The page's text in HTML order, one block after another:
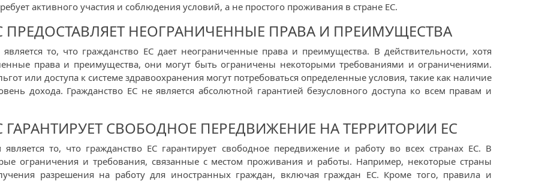
активного участия и соблюдения условий, а не простого проживания в стране ЕС.
ПРЕДОСТАВЛЯЕТ НЕОГРАНИЧЕННЫЕ ПРАВА И ПРЕИМУЩЕСТВА
то, что гражданство ЕС дает неограниченные права и преимущества. В действительности, хотя
права и преимущества, они могут быть ограничены некоторыми требованиями и ограничениями.
или доступа к системе здравоохранения могут потребоваться определенные условия, такие как наличие
дохода. Гражданство ЕС не является абсолютной гарантией безусловного доступа ко всем правам и
СВОБОДНОЕ ПЕРЕДВИЖЕНИЕ НА ТЕРРИТОРИИ ЕС
то, что гражданство ЕС гарантирует свободное передвижение и работу во всех странах ЕС. В
ограничения и требования, связанные с местом проживания и работы. Например, некоторые страны
разрешения на работу для иностранных граждан, включая граждан ЕС. Кроме того, правила и